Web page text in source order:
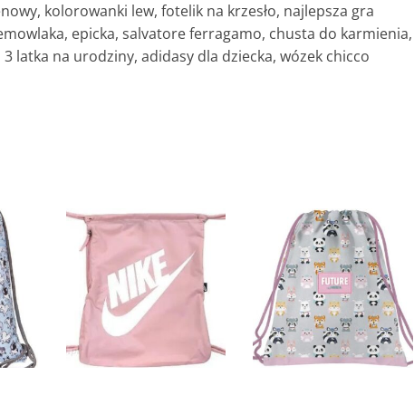
kolorowanki lew, fotelik na krzesło, najlepsza gra
epicka, salvatore ferragamo, chusta do karmienia,
latka na urodziny, adidasy dla dziecka, wózek chicco